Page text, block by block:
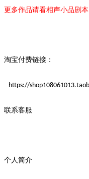
更多作品请看相声小品剧本
淘宝付费链接：
https://
联系客服
个人简介